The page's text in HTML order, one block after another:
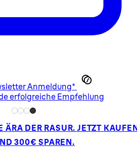
Anmeldung*
erfolgreiche Empfehlung
ÄRA DER RASUR. JETZT
300€ SPAREN.